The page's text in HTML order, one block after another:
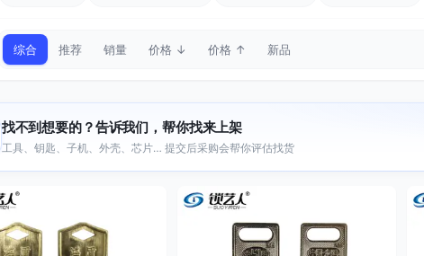
综合 推荐 销量 价格 ↓ 价格 ↑ 新品
找不到想要的？告诉我们，帮你找来上架
工具、钥匙、子机、外壳、芯片… 提交后采购会帮你评估找货